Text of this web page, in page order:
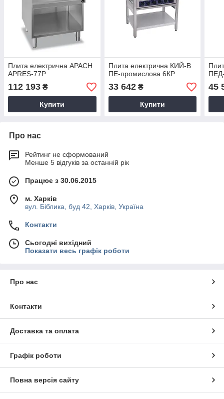
Плита електрична APACH
APRES-77P
112 193 ₴
Купити
Плита електрична КИЙ-В
ПЕ-промислова 6КР
33 642₴
Купити
45
Про нас
Рейтинг не сформований
Менше 5 відгуків за останній рік
Працює з 30.06.2015
м. Харків
вул. Біблика, буд 42, Харків, Україна
Контакти
Сьогодні вихідний
Показати весь графік роботи
Про нас
Контакти
Доставка та оплата
Графік роботи
Повна версія сайту